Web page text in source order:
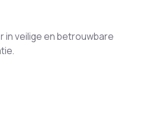
in veilige en betrouwbare